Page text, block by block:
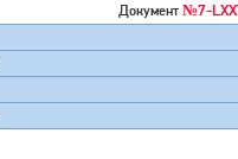
Документ№7-